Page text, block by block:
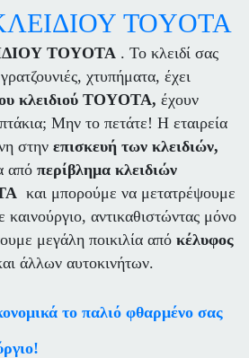
TOYOTA
TOYOTA . Το κλειδί σας
χτυπήματα, έχει
κλειδιού TOYOTA, έχουν
Μην το πετάτε! Η εταιρεία
στην επισκευή των κλειδιών,
από περίβλημα κλειδιών
και μπορούμε να μετατρέψουμε
καινούργιο, αντικαθιστώντας μόνο
μεγάλη ποικιλία από κέλυφος
άλλων αυτοκινήτων.
το παλιό φθαρμένο σας